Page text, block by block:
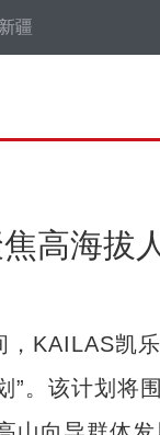
疆
高海拔
KAILAS凯乐
”。该计划将